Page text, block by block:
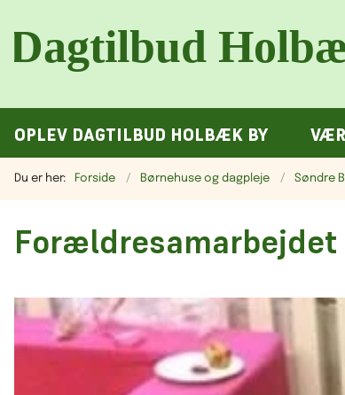
OPLEV DAGTILBUD HOLBÆK BY
Du er her: Forside Børnehuse og dagpleje Søndre
Forældresamarbejdet